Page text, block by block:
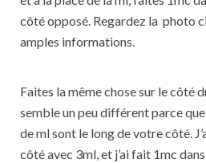
côté opposé. Regardez la photo
amples informations.
Faites la même chose sur le côté
semble un peu différent parce
de ml sont le long de votre côté.
côté avec 3ml, et j’ai fait 1mc